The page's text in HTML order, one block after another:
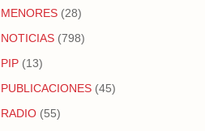
MENORES (28)
NOTICIAS (798)
PIP (13)
PUBLICACIONES (45)
RADIO (55)